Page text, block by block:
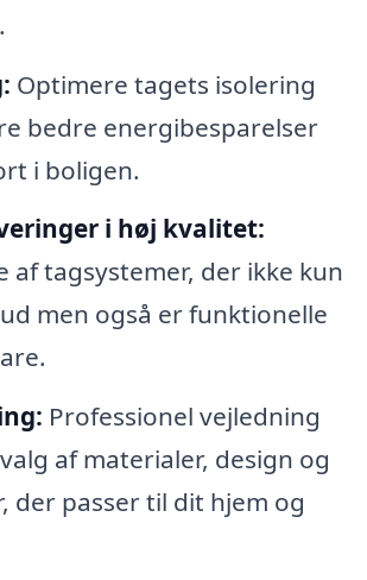
Optimere tagets isolering
bedre energibesparelser
i boligen.
i høj kvalitet:
af tagsystemer, der ikke kun
men også er funktionelle
Professionel vejledning
af materialer, design og
der passer til dit hjem og